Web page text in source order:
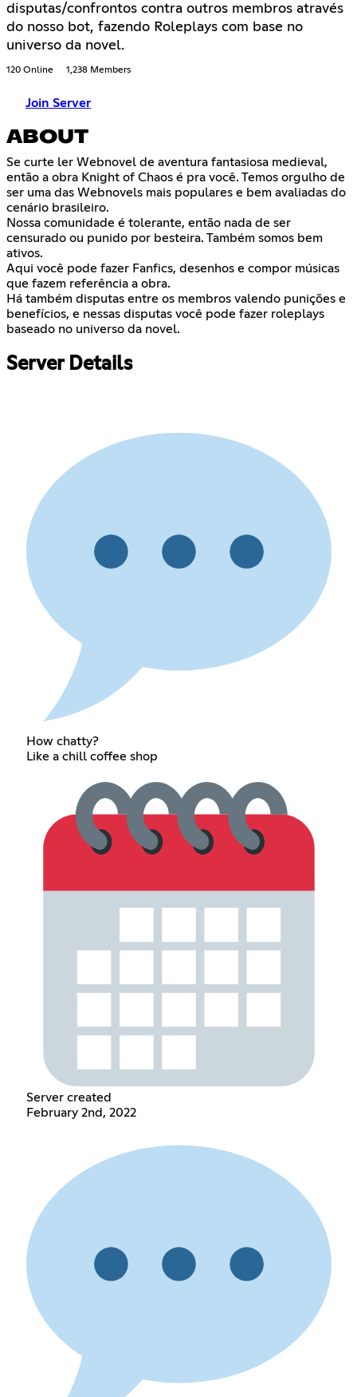
disputas/confrontos contra outros membros através
do nosso bot, fazendo Roleplays com base no
universo da novel.
120 Online 1,238 Members
Join Server
ABOUT
Se curte ler Webnovel de aventura fantasiosa medieval,
então a obra Knight of Chaos é pra você. Temos orgulho de
ser uma das Webnovels mais populares e bem avaliadas do
cenário brasileiro.
Nossa comunidade é tolerante, então nada de ser
censurado ou punido por besteira. Também somos bem
ativos.
Aqui você pode fazer Fanfics, desenhos e compor músicas
que fazem referência a obra.
Há também disputas entre os membros valendo punições e
benefícios, e nessas disputas você pode fazer roleplays
baseado no universo da novel.
Server Details
How chatty?
Like a chill coffee shop
Server created
February 2nd, 2022